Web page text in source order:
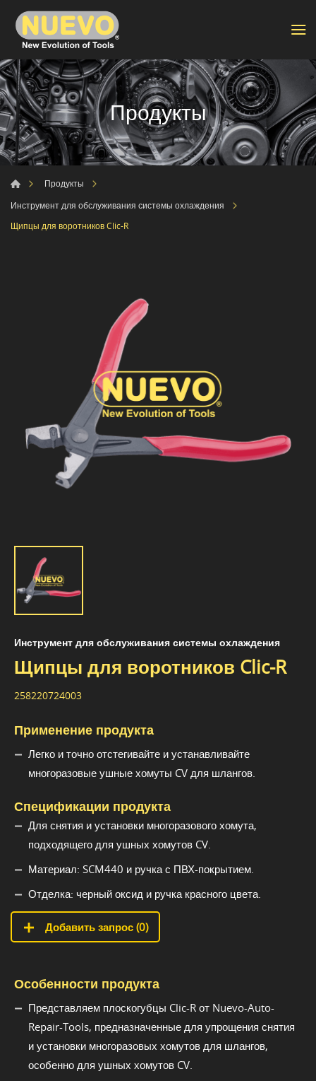
Продукты
Продукты
Инструмент для обслуживания системы охлаждения
Щипцы для воротников Clic-R
Инструмент для обслуживания системы охлаждения
Щипцы для воротников Clic-R
258220724003
Применение продукта
Легко и точно отстегивайте и устанавливайте
многоразовые ушные хомуты CV для шлангов.
Спецификации продукта
Для снятия и установки многоразового хомута,
подходящего для ушных хомутов CV.
Материал: SCM440 и ручка с ПВХ-покрытием.
Отделка: черный оксид и ручка красного цвета.
Добавить запрос (0)
Особенности продукта
Представляем плоскогубцы Clic-R от Nuevo-Auto-
Repair-Tools, предназначенные для упрощения снятия
и установки многоразовых хомутов для шлангов,
особенно для ушных хомутов CV.